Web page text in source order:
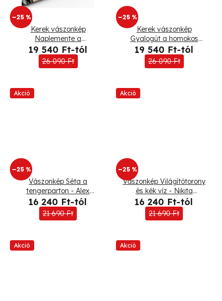
á–25 %
Kerek vászonkép
Naplemente a
tengerparton
19 540 Ft-tól
26 090 Ft
–25 %
Kerek vászonkép
Gyalogút a homokos
tengerparton
19 540 Ft-tól
26 090 Ft
Akció
–25 %
Vászonkép Séta a
tengerparton - Alex
Griffith
16 240 Ft-tól
21 690 Ft
Akció
–25 %
Vászonkép Világítótorony
és kék víz - Nikita
Abakumov
16 240 Ft-tól
21 690 Ft
Akció Akció